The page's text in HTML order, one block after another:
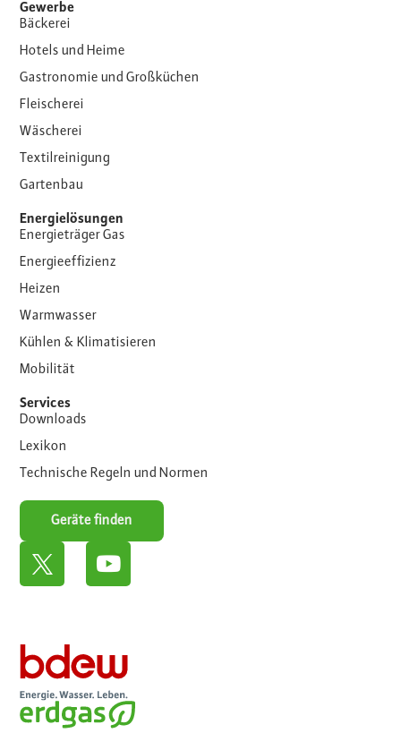
Gewerbe
Bäckerei
Hotels und Heime
Gastronomie und Großküchen
Fleischerei
Wäscherei
Textilreinigung
Gartenbau
Energielösungen
Energieträger Gas
Energieeffizienz
Heizen
Warmwasser
Kühlen & Klimatisieren
Mobilität
Services
Downloads
Lexikon
Technische Regeln und Normen
Geräte finden